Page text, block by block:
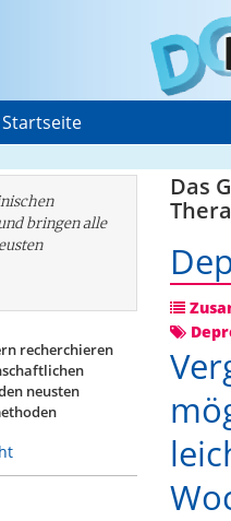
Startseite
bringen alle
recherchieren
neusten
Das